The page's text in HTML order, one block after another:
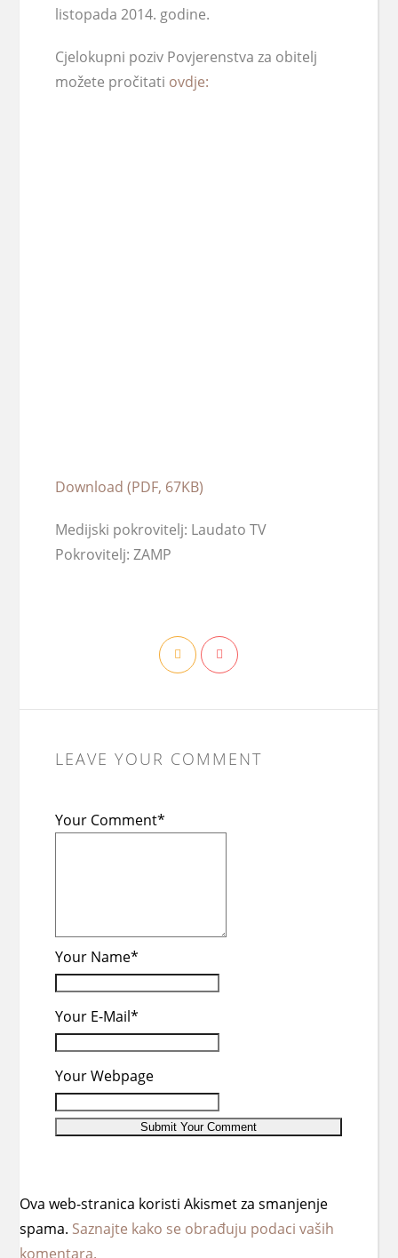
listopada 2014. godine.
Cjelokupni poziv Povjerenstva za obitelj
možete pročitati ovdje:
Download (PDF, 67KB)
Medijski pokrovitelj: Laudato TV
Pokrovitelj: ZAMP
LEAVE YOUR COMMENT
Your Comment*
Your Name*
Your E-Mail*
Your Webpage
Ova web-stranica koristi Akismet za smanjenje
spama. Saznajte kako se obrađuju podaci vaših
komentara.